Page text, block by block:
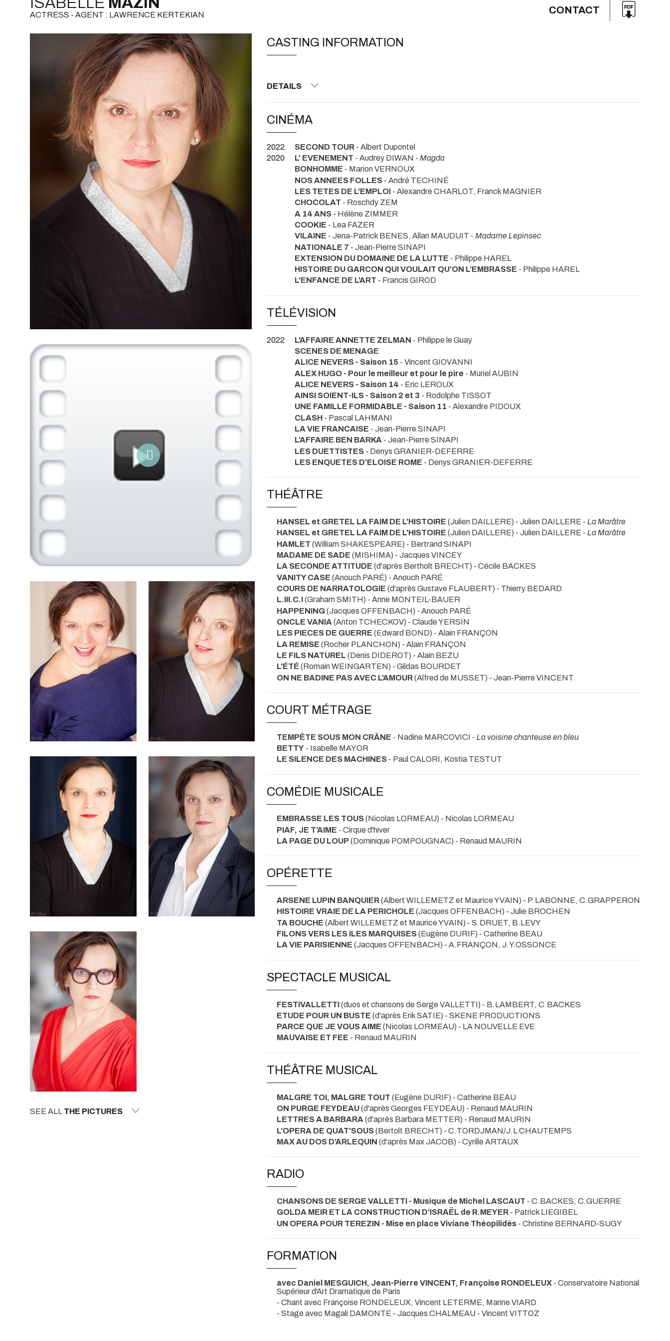
ACTRESS - AGENT : LAWRENCE KERTEKIAN CONTACT
SEE ALL THE PICTURES
CASTING INFORMATION
DETAILS
CINÉMA
2022 SECOND TOUR - Albert Dupontel
2020
L' EVENEMENT - Audrey DIWAN - Magda
BONHOMME - Marion VERNOUX
NOS ANNEES FOLLES - André TECHINÉ
LES TETES DE L'EMPLOI - Alexandre CHARLOT, Franck MAGNIER
CHOCOLAT - Roschdy ZEM
A 14 ANS - Hélène ZIMMER
COOKIE - Lea FAZER
VILAINE - Jena-Patrick BENES, Allan MAUDUIT - Madame Lepinsec
NATIONALE 7 - Jean-Pierre SINAPI
EXTENSION DU DOMAINE DE LA LUTTE - Philippe HAREL
HISTOIRE DU GARCON QUI VOULAIT QU'ON L'EMBRASSE - Philippe HAREL
L'ENFANCE DE L'ART - Francis GIROD
TÉLÉVISION
2022 L'AFFAIRE ANNETTE ZELMAN - Philippe le Guay
SCENES DE MENAGE
ALICE NEVERS - Saison 15 - Vincent GIOVANNI
ALEX HUGO - Pour le meilleur et pour le pire - Muriel AUBIN
ALICE NEVERS - Saison 14 - Eric LEROUX
AINSI SOIENT-ILS - Saison 2 et 3 - Rodolphe TISSOT
UNE FAMILLE FORMIDABLE - Saison 11 - Alexandre PIDOUX
CLASH - Pascal LAHMANI
LA VIE FRANCAISE - Jean-Pierre SINAPI
L'AFFAIRE BEN BARKA - Jean-Pierre SINAPI
LES DUETTISTES - Denys GRANIER-DEFERRE
LES ENQUETES D'ELOISE ROME - Denys GRANIER-DEFERRE
THÉÂTRE
HANSEL et GRETEL LA FAIM DE L'HISTOIRE (Julien DAILLERE) - Julien DAILLERE - La Marâtre
HANSEL et GRETEL LA FAIM DE L'HISTOIRE (Julien DAILLERE) - Julien DAILLERE - La Marâtre
HAMLET (William SHAKESPEARE) - Bertrand SINAPI
MADAME DE SADE (MISHIMA) - Jacques VINCEY
LA SECONDE ATTITUDE (d'après Bertholt BRECHT) - Cécile BACKES
VANITY CASE (Anouch PARÉ) - Anouch PARÉ
COURS DE NARRATOLOGIE (d'après Gustave FLAUBERT) - Thierry BEDARD
L.III.C.I(Graham SMITH) - Anne MONTEIL-BAUER
HAPPENING (Jacques OFFENBACH) - Anouch PARÉ
ONCLE VANIA (Anton TCHECKOV) - Claude YERSIN
LES PIECES DE GUERRE (Edward BOND) - Alain FRANÇON
LA REMISE (Rocher PLANCHON) - Alain FRANÇON
LE FILS NATUREL (Denis DIDEROT) - Alain BEZU
L'ÉTÉ (Romain WEINGARTEN) - Gildas BOURDET
ON NE BADINE PAS AVEC L'AMOUR(Alfred de MUSSET) - Jean-Pierre VINCENT
COURT MÉTRAGE
TEMPÊTE SOUS MON CRÂNE - Nadine MARCOVICI - La voisine chanteuse en bleu
BETTY - Isabelle MAYOR
LE SILENCE DES MACHINES - Paul CALORI, Kostia TESTUT
COMÉDIE MUSICALE
EMBRASSE LES TOUS(Nicolas LORMEAU) - Nicolas LORMEAU
PIAF, JE T'AIME - Cirque d'hiver
LA PAGE DU LOUP(Dominique POMPOUGNAC) - Renaud MAURIN
OPÉRETTE
ARSENE LUPIN BANQUIER(Albert WILLEMETZ et Maurice YVAIN) - P.LABONNE, C.GRAPPERON
HISTOIRE VRAIE DE LA PERICHOLE (Jacques OFFENBACH) - Julie BROCHEN
TA BOUCHE (Albert WILLEMETZ et Maurice YVAIN) - S.DRUET, B.LEVY
FILONS VERS LES ILES MARQUISES(Eugène DURIF) - Catherine BEAU
LA VIE PARISIENNE (Jacques OFFENBACH) - A.FRANÇON, J.Y.OSSONCE
SPECTACLE MUSICAL
FESTIVALLETTI(duos et chansons de Serge VALLETTI) - B.LAMBERT, C.BACKES
ETUDE POUR UN BUSTE (d'après Erik SATIE) - SKENE PRODUCTIONS
PARCE QUE JE VOUS AIME (Nicolas LORMEAU) - LA NOUVELLE EVE
MAUVAISE ET FEE - Renaud MAURIN
THÉÂTRE MUSICAL
MALGRE TOI, MALGRE TOUT (Eugène DURIF) - Catherine BEAU
ON PURGE FEYDEAU(d'après Georges FEYDEAU) - Renaud MAURIN
LETTRES A BARBARA (d'après Barbara METTER) - Renaud MAURIN
L'OPERA DE QUAT'SOUS(Bertolt BRECHT) - C.TORDJMAN/J.L CHAUTEMPS
MAX AU DOS D'ARLEQUIN (d'après Max JACOB) - Cyrille ARTAUX
RADIO
CHANSONS DE SERGE VALLETTI - Musique de Michel LASCAUT - C.BACKES, C.GUERRE
GOLDA MEIR ET LA CONSTRUCTION D'ISRAËL de R.MEYER - Patrick LIEGIBEL
UN OPERA POUR TEREZIN - Mise en place Viviane Théopilidès - Christine BERNARD-SUGY
FORMATION
avec Daniel MESGUICH, Jean-Pierre VINCENT, Françoise RONDELEUX - Conservatoire National
Supérieur d'Art Dramatique de Paris
- Chant avec Françoise RONDELEUX, Vincent LETERME, Marine VIARD
- Stage avec Magali DAMONTE - Jacques CHALMEAU - Vincent VITTOZ